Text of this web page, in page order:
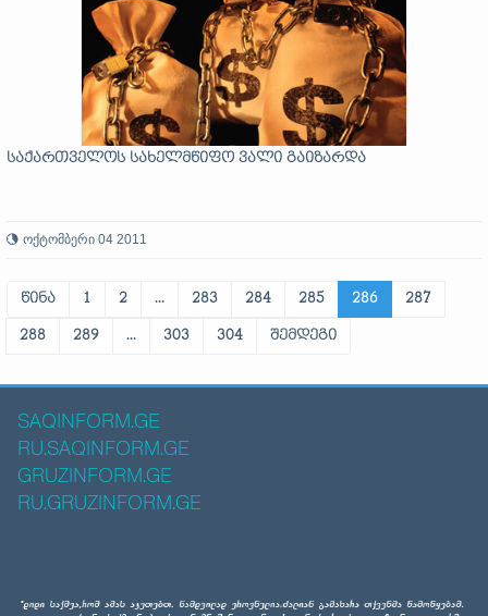
საქართველოს სახელმწიფო ვალი გაიზარდა
ოქტომბერი 04 2011
წინა 1 2 ... 283 284 285 286 287
288 289 ... 303 304 შემდეგი
SAQINFORM.GE
RU.SAQINFORM.GE
GRUZINFORM.GE
RU.GRUZINFORM.GE